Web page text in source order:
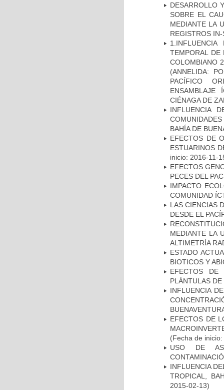
DESARROLLO
SOBRE EL
MEDIANTE LA
REGISTROS
TEMPORAL DE
COLOMBIANO
(ANNELIDA:
PACÍFICO
ENSAMBLAJE
CIÉNAGA DE
INFLUENCIA
BAHÍA DE
EFECTOS DE
ESTUARINOS
inicio: 2016-11-
EFECTOS
PECES DEL
IMPACTO
COMUNIDAD
LAS CIENCIAS
DESDE EL
MEDIANTE LA
ALTIMETRÍA
ESTADO
BIOTICOS Y
EFECTOS DE
PLÁNTULAS
INFLUENCIA
EFECTOS DE
(Fecha de
USO DE
INFLUENCIA
TROPICAL,
2015-02-13)